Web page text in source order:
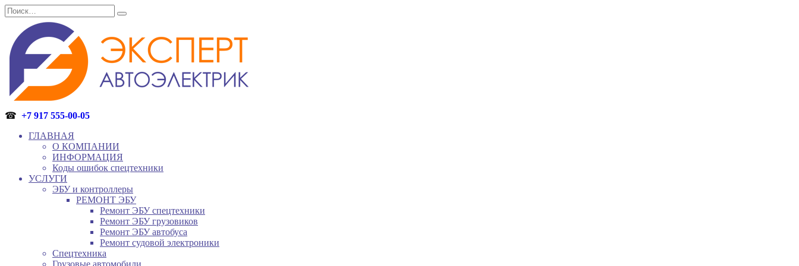
Перейти
к
содержанию
Search
for:
☎ +7 917 555-00-05
ГЛАВНАЯ
О КОМПАНИИ
ИНФОРМАЦИЯ
Коды ошибок спецтехники
УСЛУГИ
ЭБУ и контроллеры
РЕМОНТ ЭБУ
Ремонт ЭБУ спецтехники
Ремонт ЭБУ грузовиков
Ремонт ЭБУ автобуса
Ремонт судовой электроники
Спецтехника
Грузовые автомобили